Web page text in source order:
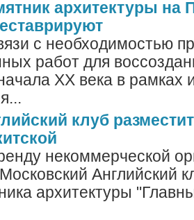
архитектуры на
с необходимостью
работ для
ХХ века в рамках
клуб
некоммерческой
Английский
архитектуры